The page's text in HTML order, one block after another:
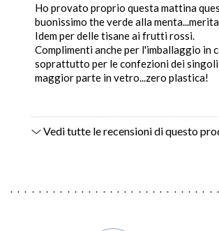
Ho provato proprio questa mattina
buonissimo the verde alla
Idem per delle tisane ai frutti rossi.
Complimenti anche per l'imballaggio in
soprattutto per le confezioni dei
maggior parte in vetro...zero plastica!
Vedi tutte le recensioni di questo